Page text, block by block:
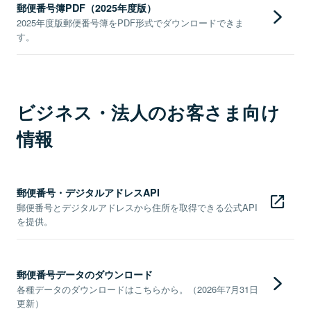
郵便番号簿PDF（2025年度版）
2025年度版郵便番号簿をPDF形式でダウンロードできま
す。
ビジネス・法人のお客さま向け
情報
郵便番号・デジタルアドレスAPI
郵便番号とデジタルアドレスから住所を取得できる公式API
を提供。
郵便番号データのダウンロード
各種データのダウンロードはこちらから。（2026年7月31日
更新）